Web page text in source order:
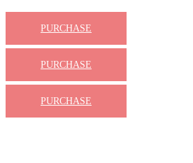
PURCHASE
PURCHASE
PURCHASE